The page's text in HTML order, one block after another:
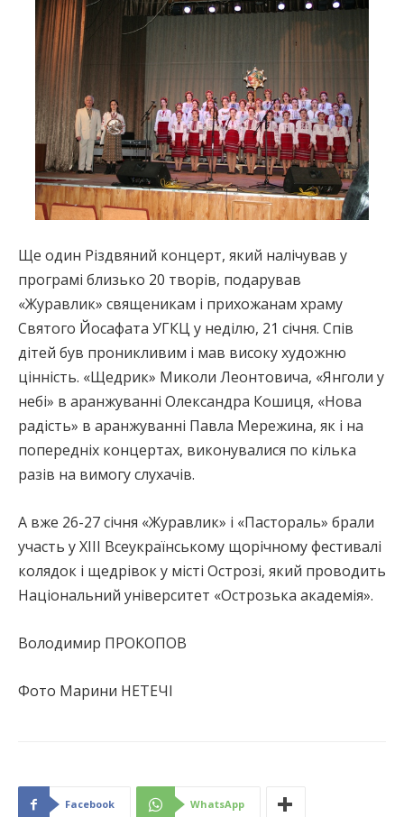
Ще один Різдвяний концерт, який налічував у
програмі близько 20 творів, подарував
«Журавлик» священикам і прихожанам храму
Святого Йосафата УГКЦ у неділю, 21 січня. Спів
дітей був проникливим і мав високу художню
цінність. «Щедрик» Миколи Леонтовича, «Янголи у
небі» в аранжуванні Олександра Кошиця, «Нова
радість» в аранжуванні Павла Мережина, як і на
попередніх концертах, виконувалися по кілька
разів на вимогу слухачів.
А вже 26-27 січня «Журавлик» і «Пастораль» брали
участь у ХІІІ Всеукраїнському щорічному фестивалі
колядок і щедрівок у місті Острозі, який проводить
Національний університет «Острозька академія».
Володимир ПРОКОПОВ
Фото Марини НЕТЕЧІ
Facebook WhatsApp